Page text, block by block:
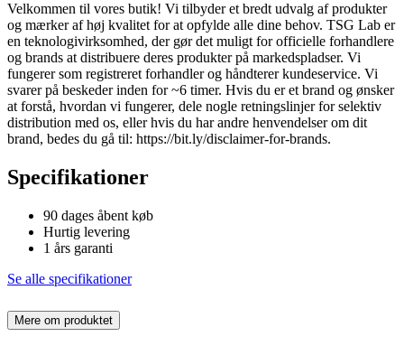
Velkommen til vores butik! Vi tilbyder et bredt udvalg af produkter
og mærker af høj kvalitet for at opfylde alle dine behov. TSG Lab er
en teknologivirksomhed, der gør det muligt for officielle forhandlere
og brands at distribuere deres produkter på markedspladser. Vi
fungerer som registreret forhandler og håndterer kundeservice. Vi
svarer på beskeder inden for ~6 timer. Hvis du er et brand og ønsker
at forstå, hvordan vi fungerer, dele nogle retningslinjer for selektiv
distribution med os, eller hvis du har andre henvendelser om dit
brand, bedes du gå til: https://bit.ly/disclaimer-for-brands.
Specifikationer
90 dages åbent køb
Hurtig levering
1 års garanti
Se alle specifikationer
Mere om produktet